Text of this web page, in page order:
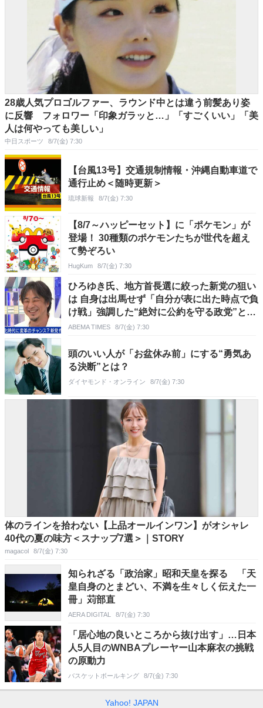
28歳人気プロゴルファー、ラウンド中とは違う前髪あり姿
に反響 フォロワー「印象ガラッと…」「すごくいい」「美
人は何やっても美しい」
中日スポーツ 8/7(金) 7:30
【台風13号】交通規制情報・沖縄自動車道で
通行止め＜随時更新＞
琉球新報 8/7(金) 7:30
【8/7～ハッピーセット】に「ポケモン」が
登場！ 30種類のポケモンたちが世代を超え
て勢ぞろい
HugKum 8/7(金) 7:30
ひろゆき氏、地方首長選に絞った新党の狙い
は 自身は出馬せず「自分が表に出た時点で負
け戦」強調した“絶対に公約を守る政党”と斬
新システムの内容
ABEMA TIMES 8/7(金) 7:30
頭のいい人が「お盆休み前」にする“勇気あ
る決断”とは？
ダイヤモンド・オンライン 8/7(金) 7:30
体のラインを拾わない【上品オールインワン】がオシャレ
40代の夏の味方＜スナップ7選＞｜STORY
magacol 8/7(金) 7:30
知られざる「政治家」昭和天皇を探る 「天
皇自身のとまどい、不満を生々しく伝えた一
冊」苅部直
AERA DIGITAL 8/7(金) 7:30
「居心地の良いところから抜け出す」…日本
人5人目のWNBAプレーヤー山本麻衣の挑戦
の原動力
バスケットボールキング 8/7(金) 7:30
Yahoo! JAPAN